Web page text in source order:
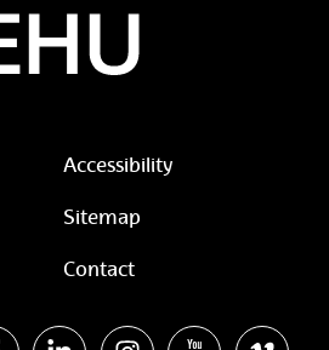
Accessibility
Sitemap
Contact